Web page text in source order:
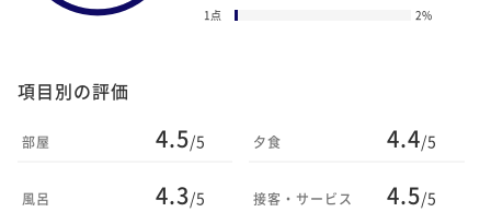
1点
2%
項目別の評価
部屋 4.5/5
風呂 4.3/5
夕食 4.4/5
接客・サービス 4.5/5